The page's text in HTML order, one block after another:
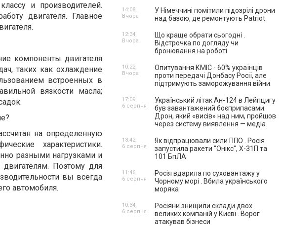
и производителей.
двигателя. Главное
компоненты двигателя
таких как охлаждение
встроенных в
вязкости масла;
на определенную
характеристики.
разными нагрузками и
двигателям. Поэтому для
вы всегда
автомобиля.
У Німеччині помітили підозрілі дрони
над базою, де ремонтують Patriot
14:08,
Вчора
Що краще обрати сьогодні .
Відстрочка по догляду чи
бронювання на роботі
12:34,
Вчора
Опитування КМІС - 60% українців
проти передачі Донбасу Росії, але
підтримують заморожування війни
10:22,
Вчора
Український літак Ан-124 в Лейпцигу
був завантажений боєприпасами.
Дрон, який «висів» над ним, пройшов
через систему виявлення — медіа
17:09,
6 серпня
Як відпрацювали сили ППО . Росія
запустила ракети "Онікс", Х-31П та
101 БпЛА
13:42,
6 серпня
Росія вдарила по суховантажу у
Чорному морі . Вбила українського
моряка
11:46,
6 серпня
Росіяни знищили склади двох
великих компаній у Києві . Ворог
атакував бізнеси
10:34,
6 серпня